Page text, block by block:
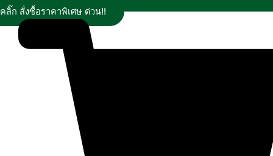
คลิ๊ก สั่งซื้อราคาพิเศษ ด่วน!!